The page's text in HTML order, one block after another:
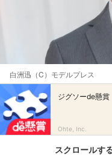
白洲迅（C）モデルプレス
ジグソーde懸賞
Ohte, Inc.
スクロールす